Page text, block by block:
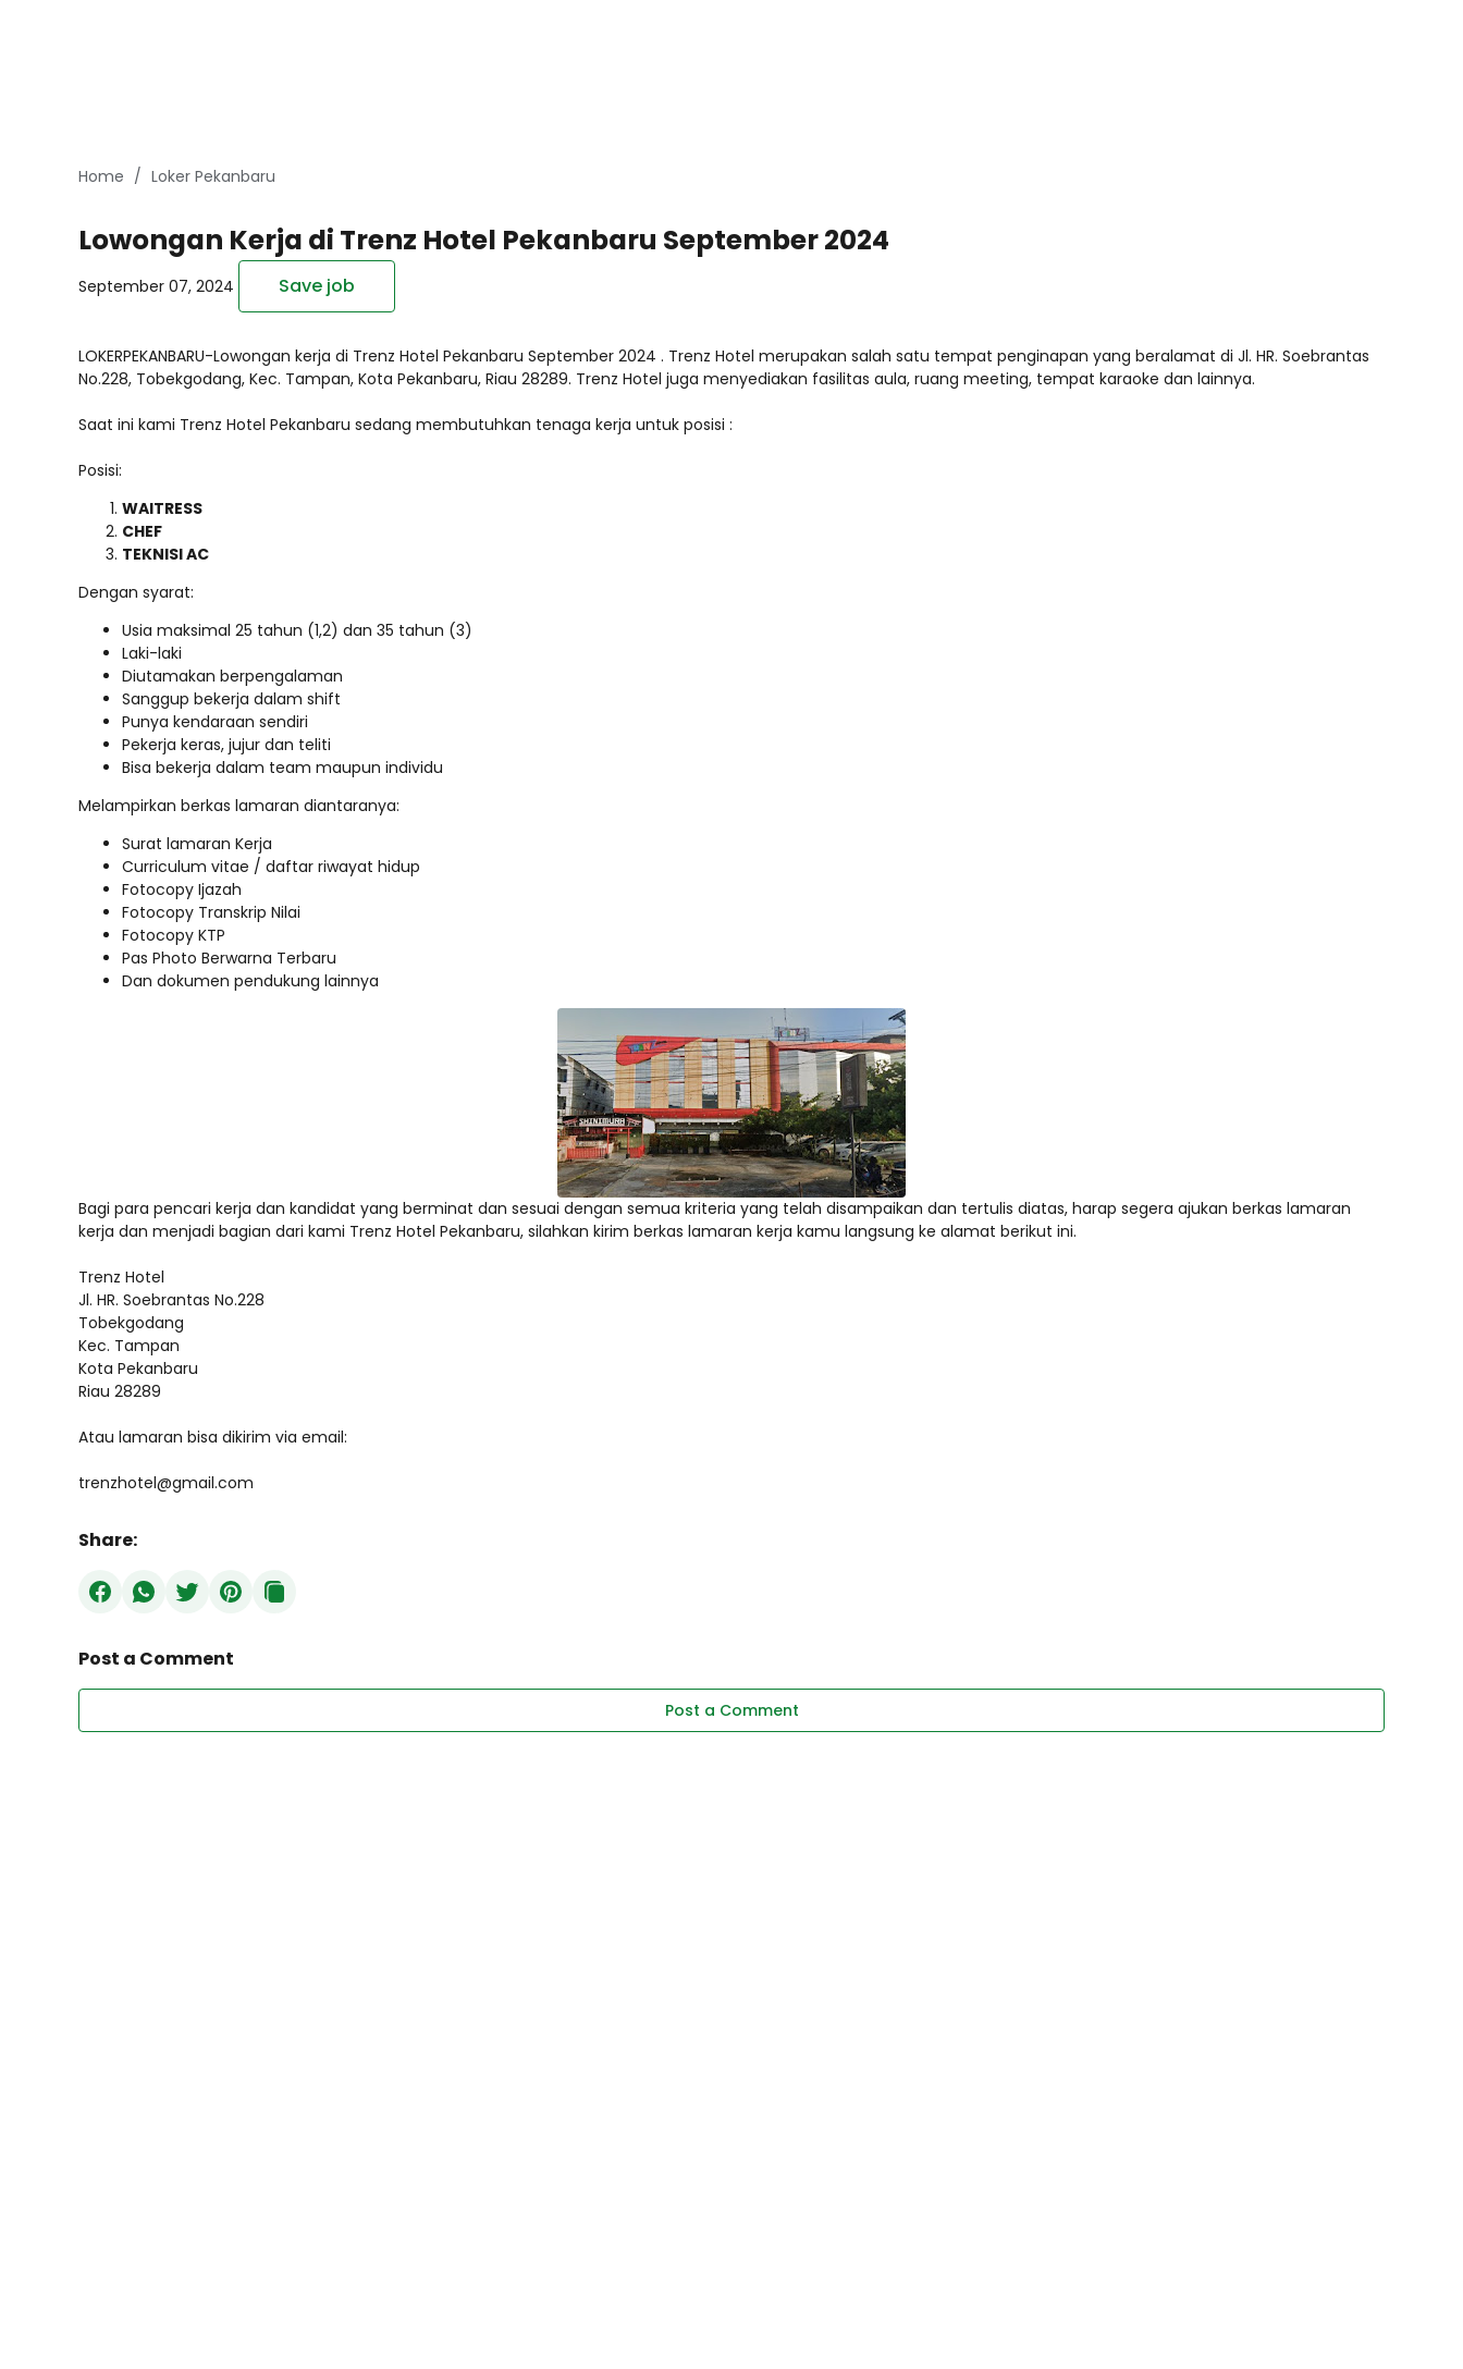
Home Loker Pekanbaru
Lowongan Kerja di Trenz Hotel Pekanbaru September 2024
September 07, 2024 Save job
LOKERPEKANBARU-Lowongan kerja di Trenz Hotel Pekanbaru September 2024 . Trenz Hotel merupakan salah satu tempat penginapan yang beralamat di Jl. HR. Soebrantas
No.228, Tobekgodang, Kec. Tampan, Kota Pekanbaru, Riau 28289. Trenz Hotel juga menyediakan fasilitas aula, ruang meeting, tempat karaoke dan lainnya.
Saat ini kami Trenz Hotel Pekanbaru sedang membutuhkan tenaga kerja untuk posisi :
Posisi:
WAITRESS
CHEF
TEKNISI AC
Dengan syarat:
Usia maksimal 25 tahun (1,2) dan 35 tahun (3)
Laki-laki
Diutamakan berpengalaman
Sanggup bekerja dalam shift
Punya kendaraan sendiri
Pekerja keras, jujur dan teliti
Bisa bekerja dalam team maupun individu
Melampirkan berkas lamaran diantaranya:
Surat lamaran Kerja
Curriculum vitae / daftar riwayat hidup
Fotocopy Ijazah
Fotocopy Transkrip Nilai
Fotocopy KTP
Pas Photo Berwarna Terbaru
Dan dokumen pendukung lainnya
Bagi para pencari kerja dan kandidat yang berminat dan sesuai dengan semua kriteria yang telah disampaikan dan tertulis diatas, harap segera ajukan berkas lamaran
kerja dan menjadi bagian dari kami Trenz Hotel Pekanbaru, silahkan kirim berkas lamaran kerja kamu langsung ke alamat berikut ini.
Trenz Hotel
Jl. HR. Soebrantas No.228
Tobekgodang
Kec. Tampan
Kota Pekanbaru
Riau 28289
Atau lamaran bisa dikirim via email:
trenzhotel@gmail.com
Share:
Post a Comment
Post a Comment